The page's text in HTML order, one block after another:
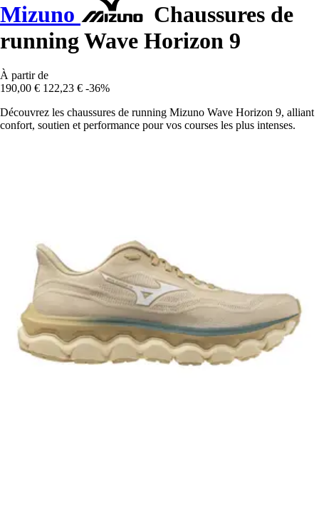
Mizuno
Chaussures de
running Wave Horizon 9
À partir de
190,00 € 122,23 € -36%
Découvrez les chaussures de running Mizuno Wave Horizon 9, alliant
confort, soutien et performance pour vos courses les plus intenses.